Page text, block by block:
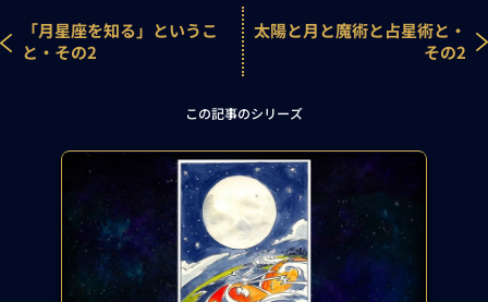
「月星座を知る」というこ
と・その2
太陽と月と魔術と占星術と・
その2
この記事のシリーズ